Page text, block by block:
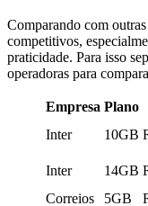
Comparando com
competitivos,
praticidade. Para isso
operadoras para
Empresa Plano
Inter
10GB
Inter
14GB
Correios
5GB